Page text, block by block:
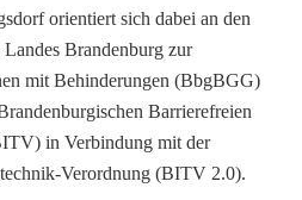
orientiert sich dabei an den
Landes Brandenburg zur
mit Behinderungen (BbgBGG)
Barrierefreien
in Verbindung mit der
Verordnung (BITV 2.0).